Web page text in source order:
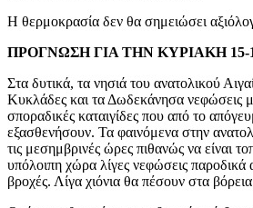
Η θερμοκρασία δεν θα σημειώσει
ΠΡΟΓΝΩΣΗ ΓΙΑ ΤΗΝ ΚΥΡΙΑΚΗ 15-
Στα δυτικά, τα νησιά του ανατολικού
Κυκλάδες και τα Δωδεκάνησα νεφώσεις
σποραδικές καταιγίδες που από το
εξασθενήσουν. Τα φαινόμενα στην
τις μεσημβρινές ώρες πιθανώς να είναι
υπόλοιπη χώρα λίγες νεφώσεις παροδικά
βροχές. Λίγα χιόνια θα πέσουν στα